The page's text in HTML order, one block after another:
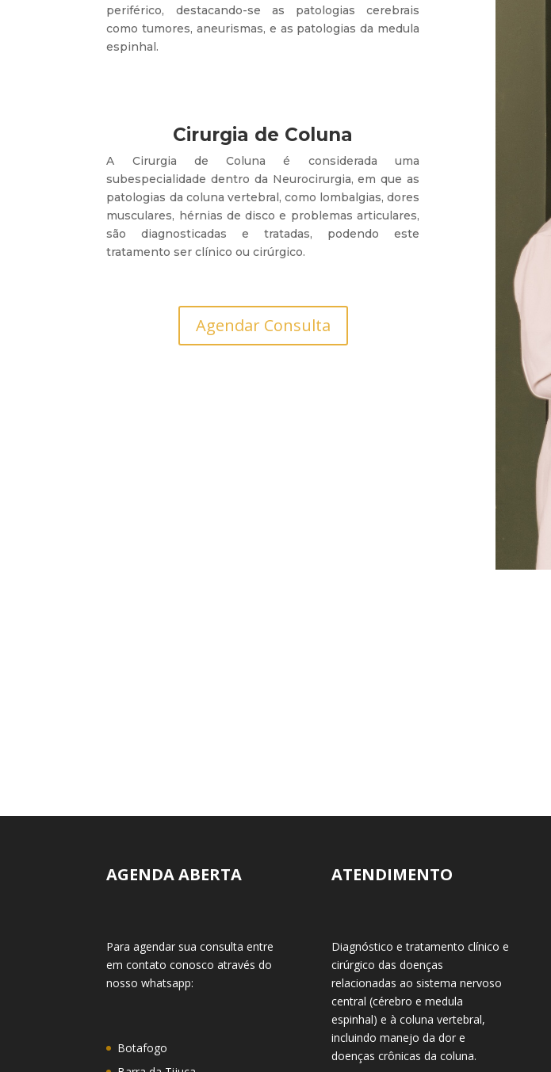
periférico, destacando-se as patologias cerebrais
como tumores, aneurismas, e as patologias da medula
espinhal.
Cirurgia de Coluna
A Cirurgia de Coluna é considerada uma
subespecialidade dentro da Neurocirurgia, em que as
patologias da coluna vertebral, como lombalgias, dores
musculares, hérnias de disco e problemas articulares,
são diagnosticadas e tratadas, podendo este
tratamento ser clínico ou cirúrgico.
Agendar Consulta
AGENDA ABERTA
Para agendar sua consulta entre
em contato conosco através do
nosso whatsapp:
Botafogo
ATENDIMENTO
Diagnóstico e tratamento clínico e
cirúrgico das doenças
relacionadas ao sistema nervoso
central (cérebro e medula
espinhal) e à coluna vertebral,
incluindo manejo da dor e
doenças crônicas da coluna.